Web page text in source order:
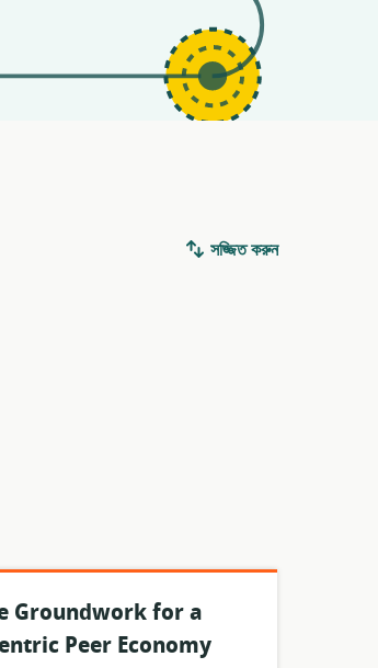
সজ্জিত করুন
Groundwork for a
Peer Economy